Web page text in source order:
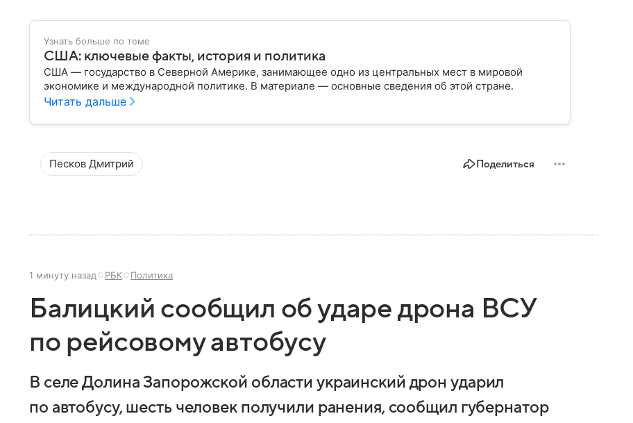
Узнать больше по теме
США: ключевые факты, история и политика
США — государство в Северной Америке, занимающее одно из центральных мест в мировой
экономике и международной политике. В материале — основные сведения об этой стране.
Читать дальше
Песков Дмитрий Поделиться
1 минуту назад РБК Политика
Балицкий сообщил об ударе дрона ВСУ
по рейсовому автобусу
В селе Долина Запорожской области украинский дрон ударил
по автобусу, шесть человек получили ранения, сообщил губернатор